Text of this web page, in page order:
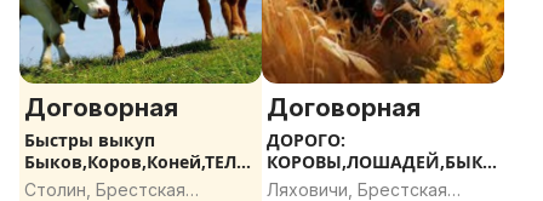
Договорная
Быстры выкуп
Быков,Коров,Коней,ТЕЛА
К,Дорого
Столин, Брестская
Договорная
ДОРОГО:
КОРОВЫ,ЛОШАДЕЙ,БЫКО
В
Ляховичи, Брестская